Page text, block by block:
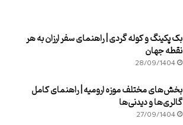
بک پکینگ و کوله گردی | راهنمای سفر ارزان به هر
نقطه جهان
28/09/1404
بخش‌های مختلف موزه ارومیه | راهنمای کامل
گالری‌ها و دیدنی‌ها
27/09/1404